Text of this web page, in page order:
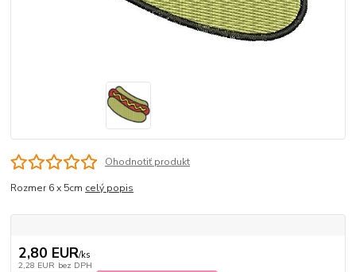
Ohodnotiť produkt
Rozmer 6 x 5cm celý popis
2,80 EUR/ks
2,28 EUR bez DPH